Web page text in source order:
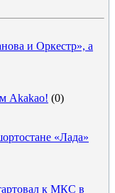
и Оркестр», а
Akakao! (0)
«Лада»
к МКС в